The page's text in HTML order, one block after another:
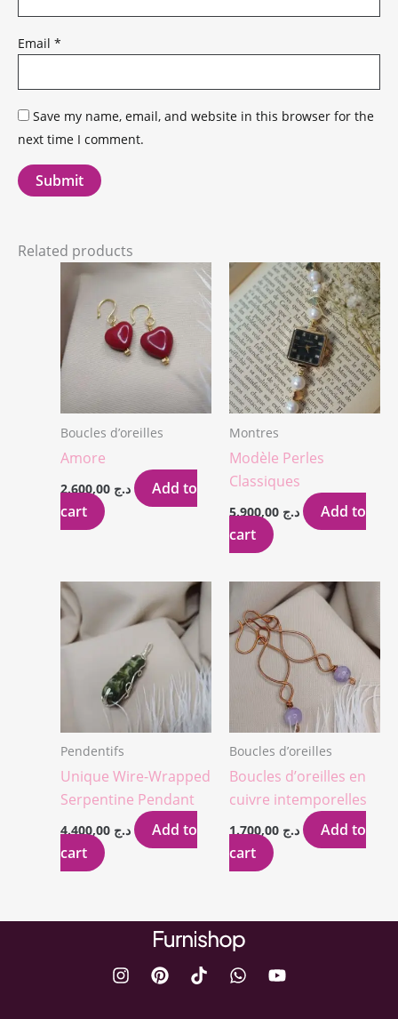
Email *
Save my name, email, and website in this browser for the
next time I comment.
Related products
Boucles d’oreilles
Amore
د.ج
Add to
cart
Montres
Modèle Perles
Classiques
د.ج
Add to
cart
Pendentifs
Unique Wire-Wrapped
Serpentine Pendant
د.ج
Add to
cart
Boucles d’oreilles
Boucles d’oreilles en
cuivre intemporelles
د.ج
Add to
cart